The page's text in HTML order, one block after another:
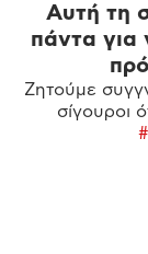
Αυτή τη
πάντα για
Ζητούμε
σίγουροι